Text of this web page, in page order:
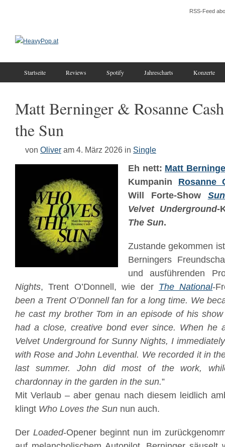
RSS-Feed
Startseite Reviews Spotify Jahrescharts Konzerte
Matt Berninger & Rosanne
the Sun
von Oliver am 4. März 2026 in Single
Eh nett: Matt
Kumpanin Rosanne
Will Forte-Show
Velvet Underground-
The Sun.
Zustande gekommen
Berningers
und ausführenden
Nights, Trent O’Donnell, wie der The National-
been a Trent O’Donnell fan for a long time. We
he cast my brother Tom in an episode of his show
had a close, creative bond ever since. When he
Velvet Underground for Sunny Nights, I
with Rose and John Leventhal. We recorded it in
last summer. John did most of the work,
chardonnay in the garden in the sun.”
Mit Verlaub – aber genau nach diesem leidlich
klingt Who Loves the Sun nun auch.
Der Loaded-Opener beginnt nun im